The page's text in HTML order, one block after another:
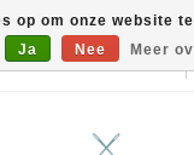
op om onze website
Ja Nee Meer